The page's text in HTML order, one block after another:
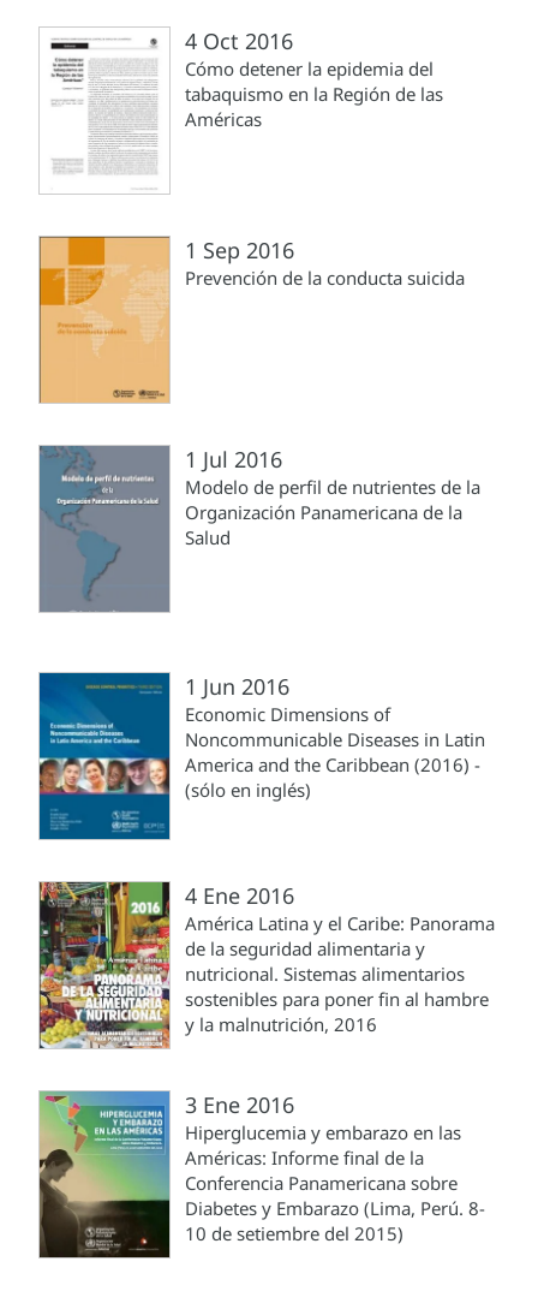
4 Oct 2016
Cómo detener la epidemia del
tabaquismo en la Región de las
Américas
1 Sep 2016
Prevención de la conducta suicida
1 Jul 2016
Modelo de perfil de nutrientes de la
Organización Panamericana de la
Salud
1 Jun 2016
Economic Dimensions of
Noncommunicable Diseases in Latin
America and the Caribbean (2016) -
(sólo en inglés)
4 Ene 2016
América Latina y el Caribe: Panorama
de la seguridad alimentaria y
nutricional. Sistemas alimentarios
sostenibles para poner fin al hambre
y la malnutrición, 2016
3 Ene 2016
Hiperglucemia y embarazo en las
Américas: Informe final de la
Conferencia Panamericana sobre
Diabetes y Embarazo (Lima, Perú. 8-
10 de setiembre del 2015)